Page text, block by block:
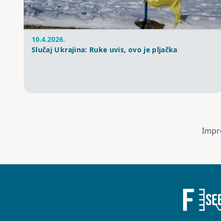
10.4.2026.
Slučaj Ukrajina: Ruke uvis, ovo je pljačka